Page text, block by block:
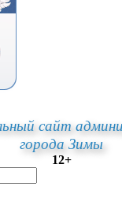
сайт
города Зимы
12+